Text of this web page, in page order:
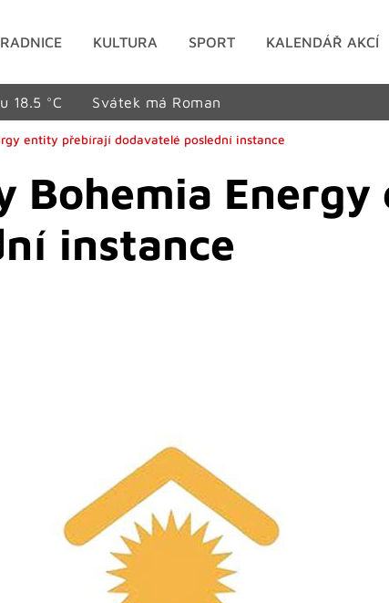
KULTURA SPORT KALENDÁŘ AKCÍ
18.5 °C Svátek má Roman
entity přebírají dodavatelé poslední instance
Bohemia
instance